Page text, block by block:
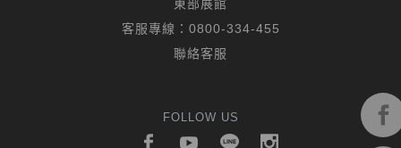
東部展館
客服專線： 0800-334-455
聯絡客服
FOLLOW US